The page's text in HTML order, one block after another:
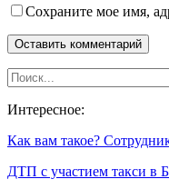
Сохраните мое имя,
Интересное:
Как вам такое?
ДТП с участием такси в